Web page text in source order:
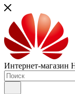
Интернет-магазин